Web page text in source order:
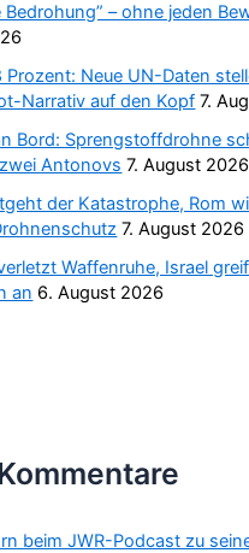
Bedrohung” – ohne jeden
Prozent: Neue UN-Daten
Narrativ auf den Kopf 7.
Bord: Sprengstoffdrohne
Antonovs 7. August 2026
der Katastrophe, Rom
7. August 2026
Waffenruhe, Israel
an 6. August 2026
beim JWR-Podcast zu